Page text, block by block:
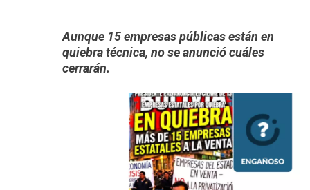
Aunque 15 empresas públicas están en
quiebra técnica, no se anunció cuáles
cerrarán.